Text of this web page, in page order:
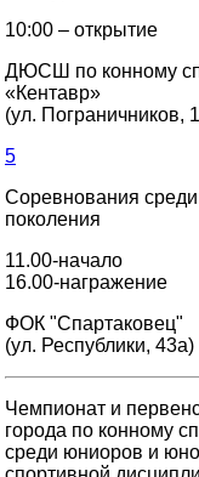
10:00 – открытие
ДЮСШ по конному
«Кентавр»
(ул. Пограничников,
5
Соревнования
поколения
11.00-начало
16.00-награжение
ФОК "Спартаковец"
(ул. Республики, 43а)
Чемпионат и
города по конному
среди юниоров и